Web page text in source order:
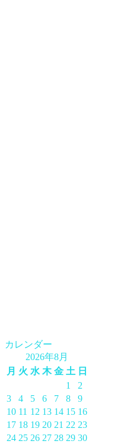
カレンダー
2026年8月
月 火 水 木 金 土 日
1
2
3
4 5 6 7 8
9
10 11 12 13 14 15 16
17 18 19 20 21 22 23
24 25 26 27 28 29 30